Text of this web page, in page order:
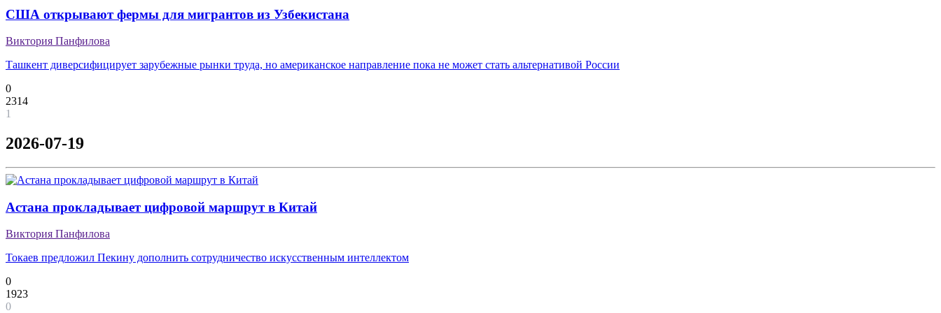
США открывают фермы для мигрантов из Узбекистана
Виктория Панфилова
Ташкент диверсифицирует зарубежные рынки труда, но американское направление пока не может стать альтернативой России
0
2314
1
2026-07-19
Астана прокладывает цифровой маршрут в Китай
Виктория Панфилова
Токаев предложил Пекину дополнить сотрудничество искусственным интеллектом
0
1923
0